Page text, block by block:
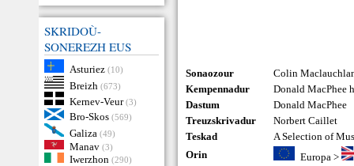
SKRIDOÙ-
SONEREZH EUS
Asturiez (10)
Breizh (673)
Kernev-Veur (3)
Bro-Skos (569)
Galiza (49)
Manav (3)
Iwerzhon (290)
Sonaozour
Colin
Kempennadur
Donald MacPhee
Dastum
Donald MacPhee
Treuzskrivadur
Norbert Caillet
Teskad
A Selection of
Orin
Europa>